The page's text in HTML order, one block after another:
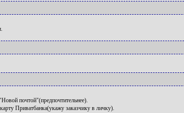
почтой"(предпочтительнее).
Приватбанка(укажу заказчику в личку).